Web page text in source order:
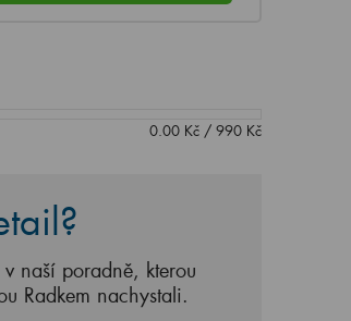
0.00Kč/ 990Kč
naší poradně, kterou
Radkem nachystali.